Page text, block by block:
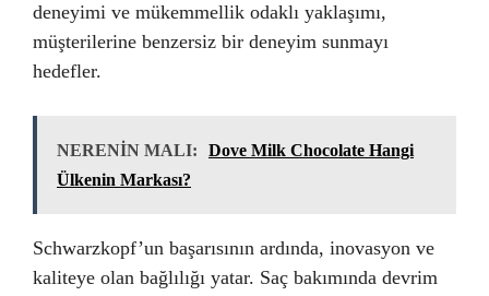
deneyimi ve mükemmellik odaklı yaklaşımı,
müşterilerine benzersiz bir deneyim sunmayı
hedefler.
NERENİN MALI:
Dove Milk Chocolate Hangi
Ülkenin Markası?
Schwarzkopf’un başarısının ardında, inovasyon ve
kaliteye olan bağlılığı yatar. Saç bakımında devrim